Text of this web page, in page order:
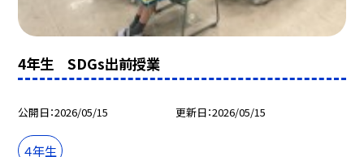
4年生 SDGs出前授業
公開日 2026/05/15 更新日 2026/05/15
４年生